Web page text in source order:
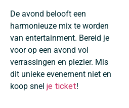
De avond belooft een
harmonieuze mix te worden
van entertainment. Bereid je
voor op een avond vol
verrassingen en plezier. Mis
dit unieke evenement niet en
koop snel je ticket!